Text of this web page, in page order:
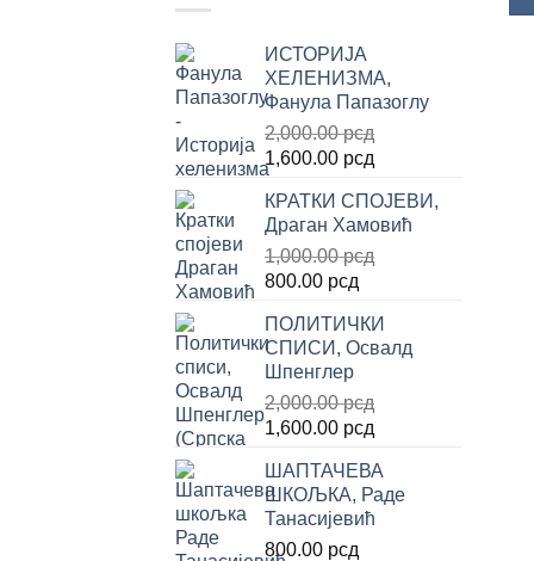
ИСТОРИЈА
ХЕЛЕНИЗМА,
Фанула Папазоглу
2,000.00рсд
Оригинална
цена
је
била:
2,000.00 рсд.
1,600.00 рсд
је:
1,600.00 рсд.
КРАТКИ СПОЈЕВИ,
Драган Хамовић
1,000.00рсд
Оригинална
је
била:
1,000.00 рсд.
800.00 рсд
је:
800.00 рсд.
ПОЛИТИЧКИ
СПИСИ, Освалд
Шпенглер
2,000.00рсд
Оригинална
је
била:
2,000.00 рсд.
1,600.00 рсд
је:
1,600.00 рсд.
ШАПТАЧЕВА
ШКОЉКА, Раде
Танасијевић
800.00 рсд